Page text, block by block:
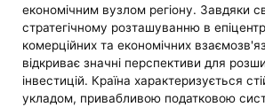
економічним вузлом регіону. Завдяки
стратегічному розташуванню в
комерційних та економічних
відкриває значні перспективи для
інвестицій. Країна характеризується
укладом, привабливою податковою